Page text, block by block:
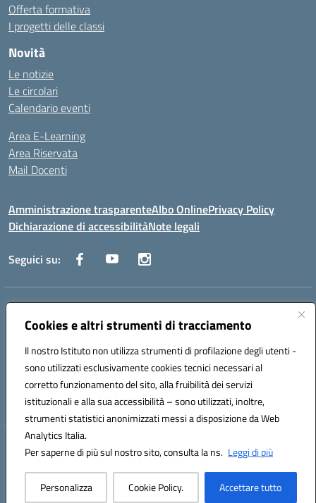
Cookies e altri strumenti di tracciamento
Il nostro Istituto non utilizza strumenti di profilazione degli utenti -
sono utilizzati esclusivamente cookies tecnici necessari al
corretto funzionamento del sito, alla fruibilità dei servizi
istituzionali e alla sua accessibilità – sono utilizzati, inoltre,
strumenti statistici anonimizzati messi a disposizione da Web
Analytics Italia.
Per saperne di più sul nostro sito, consulta la ns. Leggi di più
Personalizza Cookie Policy. Accettare tutto
Offerta formativa
I progetti delle classi
Novità
Le notizie
Le circolari
Calendario eventi
Area E-Learning
Area Riservata
Mail Docenti
Amministrazione trasparenteAlbo OnlinePrivacy Policy
Dichiarazione di accessibilitàNote legali
Seguici su:
Indirizzo:
Centralino:0885 417864 Email:fgpc180008@istruzione.it
Codice fiscale: 90043150714
Codice meccanografico:
FGPC180008
Codice Indice delle Pubbliche Amministrazioni (IPA): lzcc
Hosting & Powered by 3D Solution S.r.l.
Concept & Design by Designers Italia